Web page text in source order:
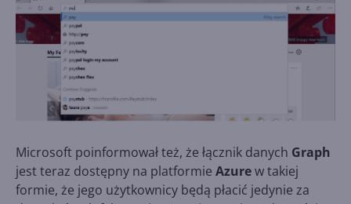
Microsoft poinformował też, że łącznik danych Graph
jest teraz dostępny na platformie Azurew takiej
formie, że jego użytkownicy będą płacić jedynie za